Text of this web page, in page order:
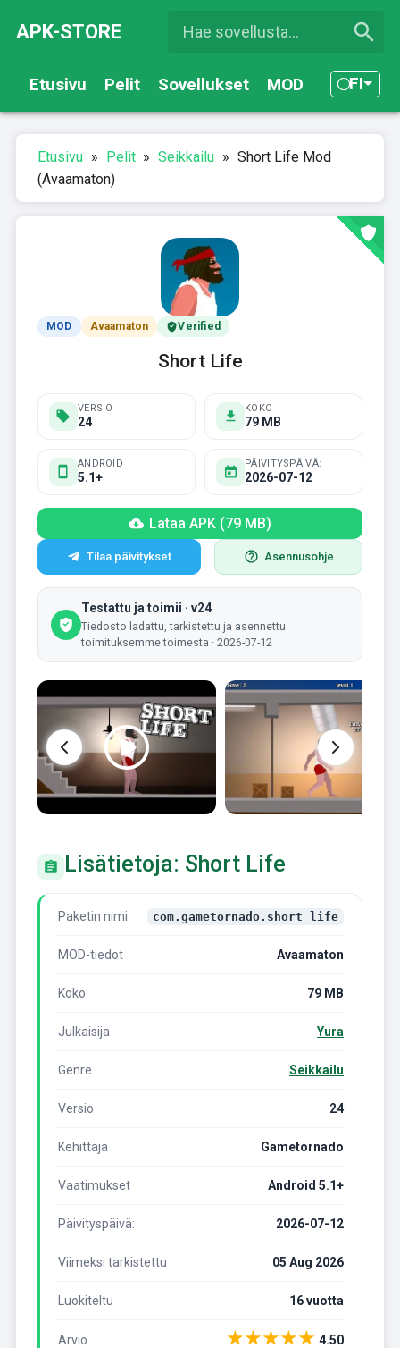
APK-STORE
Etusivu Pelit Sovellukset MOD FI
Etusivu » Pelit » Seikkailu » Short Life Mod
(Avaamaton)
MOD Avaamaton Verified
Short Life
VERSIO
24
KOKO
79 MB
ANDROID
5.1+
PÄIVITYSPÄIVÄ:
2026-07-12
Lataa APK (79 MB)
Tilaa päivitykset Asennusohje
Testattu ja toimii · v24
Tiedosto ladattu, tarkistettu ja asennettu
toimituksemme toimesta · 2026-07-12
Lisätietoja: Short Life
Paketin nimi com.gametornado.short_life
MOD-tiedot Avaamaton
Koko 79 MB
Julkaisija Yura
Genre Seikkailu
Versio 24
Kehittäjä Gametornado
Vaatimukset Android 5.1+
Päivityspäivä: 2026-07-12
Viimeksi tarkistettu 05 Aug 2026
Luokiteltu 16 vuotta
Arvio ★★★★★ 4.50